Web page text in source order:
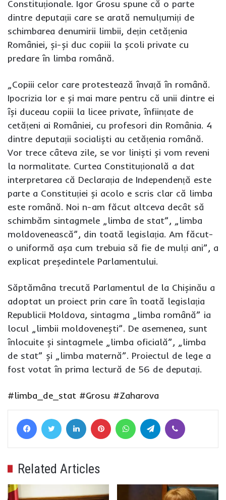
Constituționale. Igor Grosu spune că o parte
dintre deputații care se arată nemulțumiți de
schimbarea denumirii limbii, dețin cetățenia
României, și-și duc copiii la școli private cu
predare în limba română.
„Copiii celor care protestează învață în română.
Ipocrizia lor e și mai mare pentru că unii dintre ei
își duceau copiii la licee private, înființate de
cetățeni ai României, cu profesori din România. 4
dintre deputații socialiști au cetățenia română.
Vor trece câteva zile, se vor liniști și vom reveni
la normalitate. Curtea Constituțională a dat
interpretarea că Declarația de Independență este
parte a Constituției și acolo e scris clar că limba
este română. Noi n-am făcut altceva decât să
schimbăm sintagmele „limba de stat”, „limba
moldovenească”, din toată legislația. Am făcut-
o uniformă așa cum trebuia să fie de mulți ani”, a
explicat președintele Parlamentului.
Săptămâna trecută Parlamentul de la Chișinău a
adoptat un proiect prin care în toată legislația
Republicii Moldova, sintagma „limba română” ia
locul „limbii moldovenești”. De asemenea, sunt
înlocuite și sintagmele „limba oficială”, „limba
de stat” și „limba maternă”. Proiectul de lege a
fost votat în prima lectură de 56 de deputați.
#limba_de_stat #Grosu #Zaharova
FacebookTwitter LinkedIn Pinterest WhatsAppTelegram
Related Articles